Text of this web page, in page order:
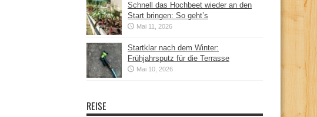
Schnell das Hochbeet wieder an den
Start bringen: So geht’s
Mai 11, 2026
Startklar nach dem Winter:
Frühjahrsputz für die Terrasse
Mai 10, 2026
REISE